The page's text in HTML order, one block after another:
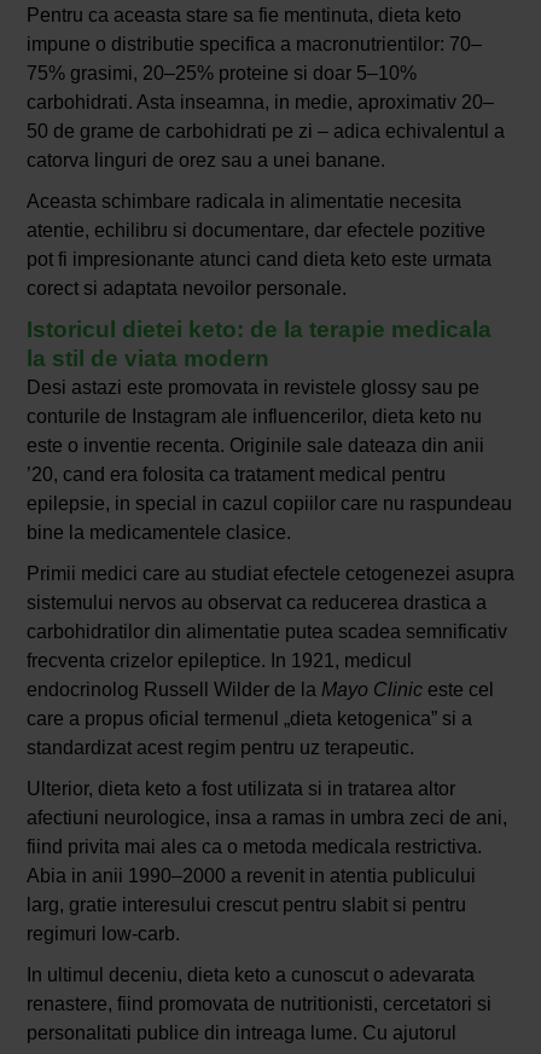
Pentru ca aceasta stare sa fie mentinuta, dieta keto
impune o distributie specifica a macronutrientilor: 70–
75% grasimi, 20–25% proteine si doar 5–10%
carbohidrati. Asta inseamna, in medie, aproximativ 20–
50 de grame de carbohidrati pe zi – adica echivalentul a
catorva linguri de orez sau a unei banane.
Aceasta schimbare radicala in alimentatie necesita
atentie, echilibru si documentare, dar efectele pozitive
pot fi impresionante atunci cand dieta keto este urmata
corect si adaptata nevoilor personale.
Istoricul dietei keto: de la terapie medicala
la stil de viata modern
Desi astazi este promovata in revistele glossy sau pe
conturile de Instagram ale influencerilor, dieta keto nu
este o inventie recenta. Originile sale dateaza din anii
’20, cand era folosita ca tratament medical pentru
epilepsie, in special in cazul copiilor care nu raspundeau
bine la medicamentele clasice.
Primii medici care au studiat efectele cetogenezei asupra
sistemului nervos au observat ca reducerea drastica a
carbohidratilor din alimentatie putea scadea semnificativ
frecventa crizelor epileptice. In 1921, medicul
endocrinolog Russell Wilder de la Mayo Cliniceste cel
care a propus oficial termenul „dieta ketogenica” si a
standardizat acest regim pentru uz terapeutic.
Ulterior, dieta keto a fost utilizata si in tratarea altor
afectiuni neurologice, insa a ramas in umbra zeci de ani,
fiind privita mai ales ca o metoda medicala restrictiva.
Abia in anii 1990–2000 a revenit in atentia publicului
larg, gratie interesului crescut pentru slabit si pentru
regimuri low-carb.
In ultimul deceniu, dieta keto a cunoscut o adevarata
renastere, fiind promovata de nutritionisti, cercetatori si
personalitati publice din intreaga lume. Cu ajutorul